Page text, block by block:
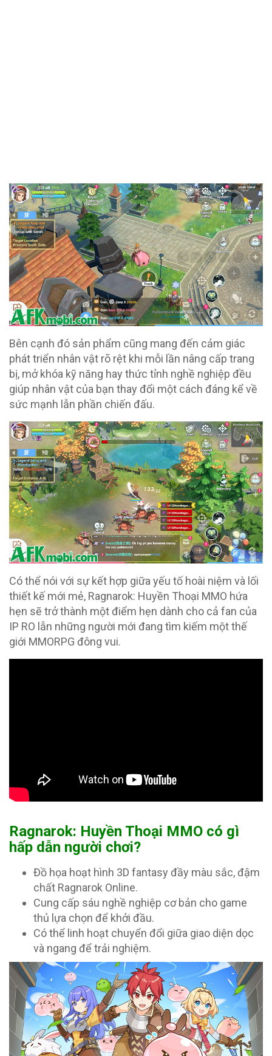
Bên cạnh đó sản phẩm cũng mang đến cảm giác
phát triển nhân vật rõ rệt khi mỗi lần nâng cấp trang
bị, mở khóa kỹ năng hay thức tỉnh nghề nghiệp đều
giúp nhân vật của bạn thay đổi một cách đáng kể về
sức mạnh lẫn phần chiến đấu.
Có thể nói với sự kết hợp giữa yếu tố hoài niệm và lối
thiết kế mới mẻ, Ragnarok: Huyền Thoại MMO hứa
hẹn sẽ trở thành một điểm hẹn dành cho cả fan của
IP RO lẫn những người mới đang tìm kiếm một thế
giới MMORPG đông vui.
Ragnarok: Huyền Thoại MMO có gì
hấp dẫn người chơi?
Đồ họa hoạt hình 3D fantasy đầy màu sắc, đậm
chất Ragnarok Online.
Cung cấp sáu nghề nghiệp cơ bản cho game
thủ lựa chọn để khởi đầu.
Có thể linh hoạt chuyển đổi giữa giao diện dọc
và ngang để trải nghiệm.